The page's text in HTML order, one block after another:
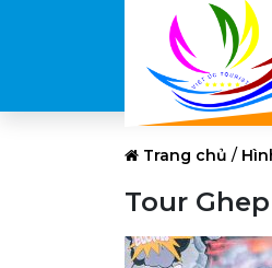
Trang chủ /
Tour Ghep